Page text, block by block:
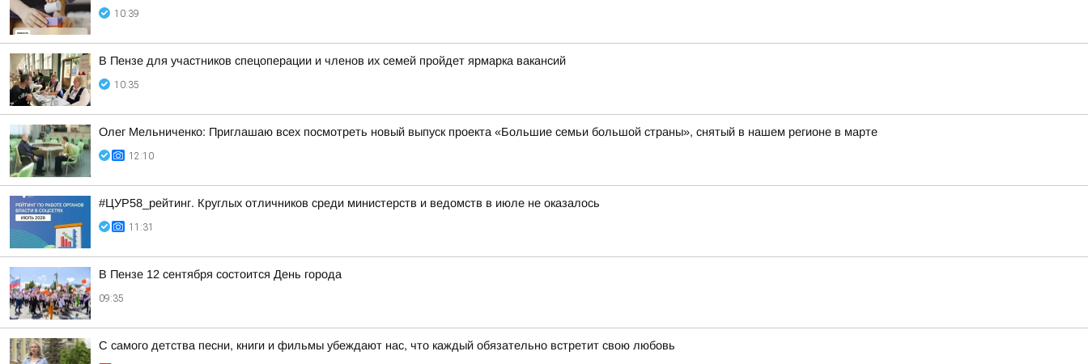
10:39
В Пензе для участников спецоперации и членов их семей пройдет ярмарка вакансий
10:35
Олег Мельниченко: Приглашаю всех посмотреть новый выпуск проекта «Большие семьи большой страны», снятый в нашем регионе в марте
12:10
#ЦУР58_рейтинг. Круглых отличников среди министерств и ведомств в июле не оказалось
11:31
В Пензе 12 сентября состоится День города
09:35
С самого детства песни, книги и фильмы убеждают нас, что каждый обязательно встретит свою любовь